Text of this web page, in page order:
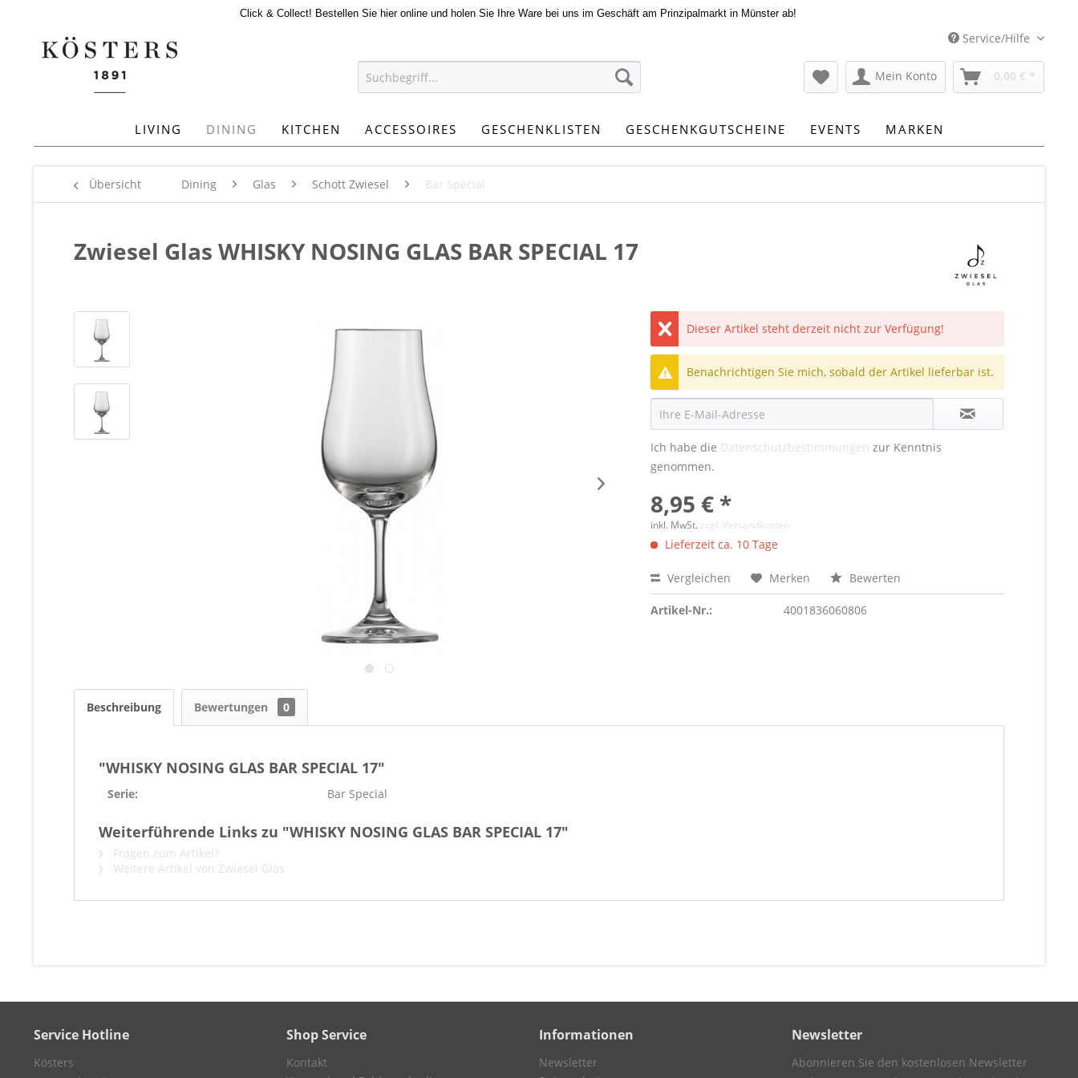
Click & Collect! Bestellen Sie hier online und holen Sie Ihre Ware bei uns im Geschäft am Prinzipalmarkt in Münster ab!
Service/Hilfe
Mein Konto 0,00 € *
LIVING DINING KITCHEN ACCESSOIRES GESCHENKLISTEN GESCHENKGUTSCHEINE EVENTS MARKEN
Übersicht Dining Glas Schott Zwiesel Bar Special
Zwiesel Glas WHISKY NOSING GLAS BAR SPECIAL 17
Dieser Artikel steht derzeit nicht zur Verfügung!
Benachrichtigen Sie mich, sobald der Artikel lieferbar ist.
Ich habe die Datenschutzbestimmungen zur Kenntnis
genommen.
8,95 € *
inkl. MwSt. zzgl. Versandkosten
Lieferzeit ca. 10 Tage
Vergleichen Merken Bewerten
Artikel-Nr.: 4001836060806
Beschreibung Bewertungen 0
"WHISKY NOSING GLAS BAR SPECIAL 17"
Serie: Bar Special
Weiterführende Links zu "WHISKY NOSING GLAS BAR SPECIAL 17"
Fragen zum Artikel?
Weitere Artikel von Zwiesel Glas
Service Hotline
Kösters
Shop Service
Kontakt
Informationen
Newsletter
Newsletter
Abonnieren Sie den kostenlosen Newsletter